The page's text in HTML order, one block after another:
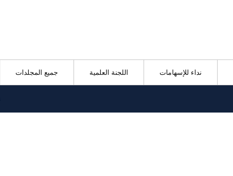
جميع المجلدات اللجنة العلمية نداء للإسهامات